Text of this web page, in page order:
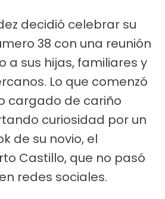
decidió celebrar su
38 con una reunión
a sus hijas, familiares y
Lo que comenzó
cargado de cariño
curiosidad por un
de su novio, el
Castillo, que no pasó
redes sociales.